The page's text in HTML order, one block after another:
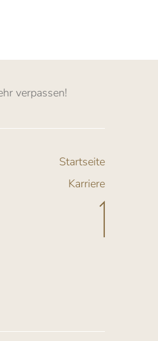
verpassen!
Startseite
Karriere